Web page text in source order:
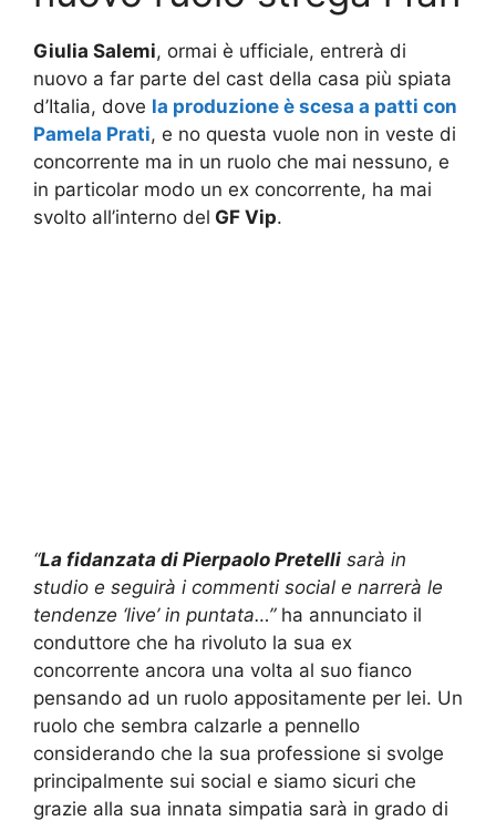
Giulia Salemi, ormai è ufficiale, entrerà di
nuovo a far parte del cast della casa più spiata
d’Italia, dove la produzione è scesa a patti con
Pamela Prati, e no questa vuole non in veste di
concorrente ma in un ruolo che mai nessuno, e
in particolar modo un ex concorrente, ha mai
svolto all’interno del GF Vip.
“La fidanzata di Pierpaolo Pretelli sarà in
studio e seguirà i commenti social e narrerà le
tendenze ‘live’ in puntata…”ha annunciato il
conduttore che ha rivoluto la sua ex
concorrente ancora una volta al suo fianco
pensando ad un ruolo appositamente per lei. Un
ruolo che sembra calzarle a pennello
considerando che la sua professione si svolge
principalmente sui social e siamo sicuri che
grazie alla sua innata simpatia sarà in grado di